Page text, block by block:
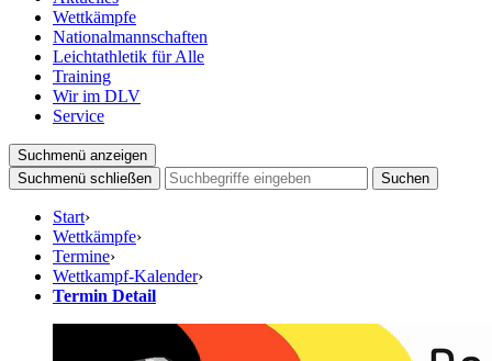
Wettkämpfe
Nationalmannschaften
Leichtathletik für Alle
Training
Wir im DLV
Service
Suchmenü anzeigen
Suchmenü schließen
Suchen
Start›
Wettkämpfe›
Termine›
Wettkampf-Kalender›
Termin Detail